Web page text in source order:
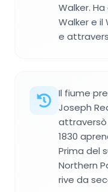
Walker.
Walker e il
e
Il fiume
Joseph
attraversò
1830
Prima del
Northern
rive da